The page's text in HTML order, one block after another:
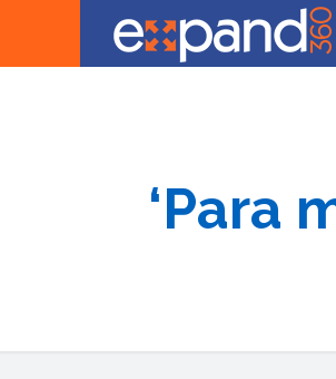
‘Para